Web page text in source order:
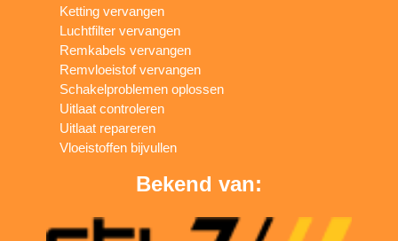
Ketting vervangen
Luchtfilter vervangen
Remkabels vervangen
Remvloeistof vervangen
Schakelproblemen oplossen
Uitlaat controleren
Uitlaat repareren
Vloeistoffen bijvullen
Bekend van: